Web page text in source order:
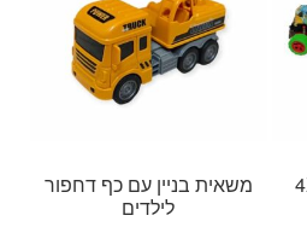
משאית בניין עם כף דחפור
לילדים